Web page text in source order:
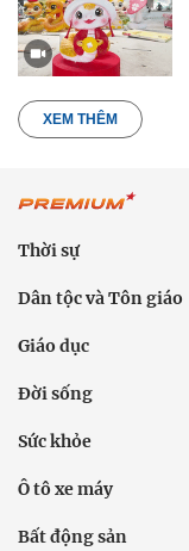
XEM THÊM
Thời sự
Dân tộc và Tôn giáo
Giáo dục
Đời sống
Sức khỏe
Ô tô xe máy
Bất động sản